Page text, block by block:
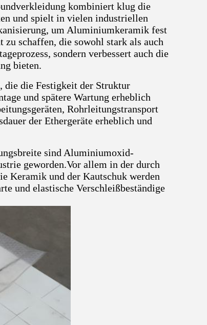
kombiniert klug die
und spielt in vielen industriellen
um Aluminiumkeramik fest
schaffen, die sowohl stark als auch
sondern verbessert auch die
bieten.
die Festigkeit der Struktur
und spätere Wartung erheblich
Rohrleitungstransport
der Ethergeräte erheblich und
sind Aluminiumoxid-
geworden.Vor allem in der durch
Keramik und der Kautschuk werden
und elastische Verschleißbeständige